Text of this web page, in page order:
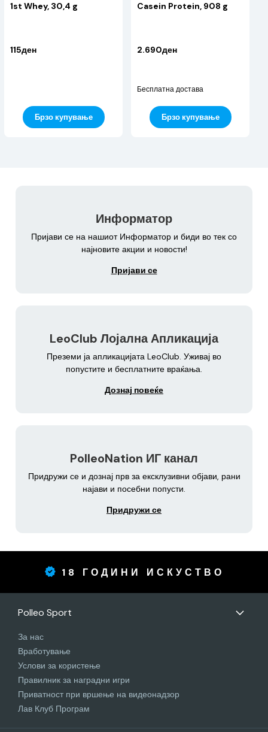
1st Whey, 30,4 g
115ден
Брзо купување
Casein Protein, 908 g
2.690ден
Бесплатна достава
Брзо купување
Информатор
Пријави се на нашиот Информатор и биди во тек со
најновите акции и новости!
Пријави се
LeoClub Лојална Апликација
Преземи ја апликацијата LeoClub. Уживај во
попустите и бесплатните враќања.
Дознај повеќе
PolleoNation ИГ канал
Придружи се и дознај прв за ексклузивни објави, рани
најави и посебни попусти.
Придружи се
18 ГОДИНИ ИСКУСТВО
Polleo Sport
За нас
Вработување
Услови за користење
Правилник за наградни игри
Приватност при вршење на видеонадзор
Лав Клуб Програм